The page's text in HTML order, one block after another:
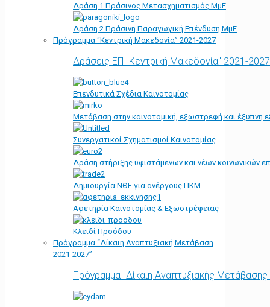
Δράση 1 Πράσινος Μετασχηματισμός ΜμΕ
Δράση 2 Πράσινη Παραγωγική Επένδυση ΜμΕ
Πρόγραμμα “Κεντρική Μακεδονία” 2021-2027
Δράσεις ΕΠ "Κεντρική Μακεδονία" 2021-2027
Επενδυτικά Σχέδια Καινοτομίας
Μετάβαση στην καινοτομική, εξωστρεφή και έξυπνη
Συνεργατικοί Σχηματισμοί Καινοτομίας
Δράση στήριξης υφιστάμενων και νέων κοινωνικών
Δημιουργία ΝΘΕ για ανέργους ΠΚΜ
Αφετηρία Kαινοτομίας & Εξωστρέφειας
Κλειδί Προόδου
Πρόγραμμα “Δίκαιη Αναπτυξιακή Μετάβαση
2021-2027”
Πρόγραμμα "Δίκαιη Αναπτυξιακής